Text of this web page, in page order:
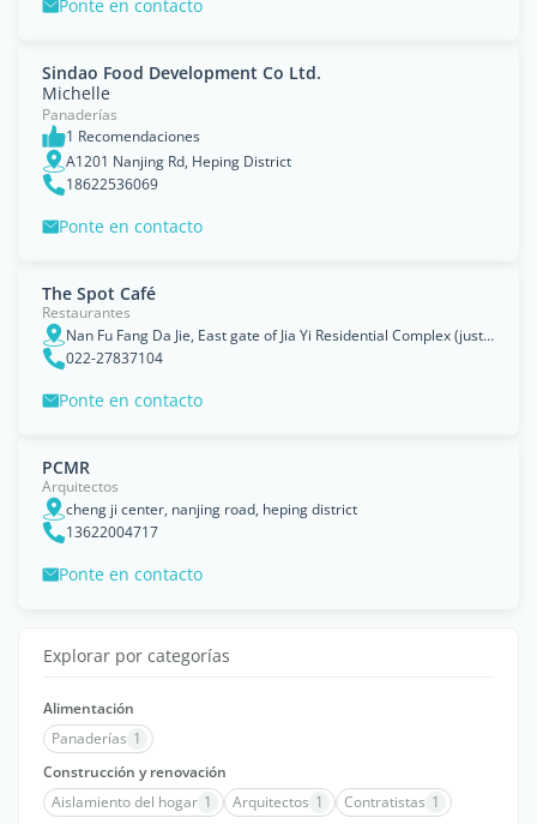
Ponte en contacto
Sindao Food Development Co Ltd.
Michelle
Panaderías
1 Recomendaciones
A1201 Nanjing Rd, Heping District
18622536069
Ponte en contacto
The Spot Café
Restaurantes
Nan Fu Fang Da Jie, East gate of Jia Yi Residential Complex (just off of Dian Tai Dao)Heping District
022-27837104
Ponte en contacto
PCMR
Arquitectos
cheng ji center, nanjing road, heping district
13622004717
Ponte en contacto
Explorar por categorías
Alimentación
Panaderías 1
Construcción y renovación
Aislamiento del hogar 1 Arquitectos 1 Contratistas 1